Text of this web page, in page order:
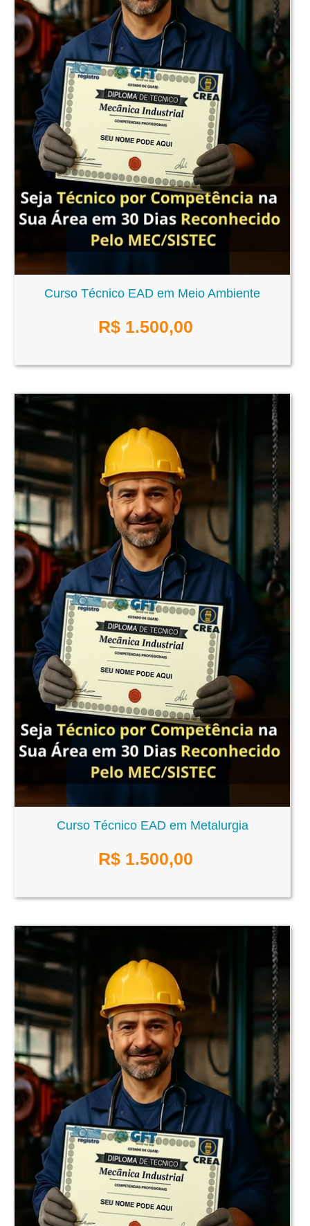
Curso Técnico EAD em Meio Ambiente
R$ 1.500,00
Curso Técnico EAD em Metalurgia
R$ 1.500,00